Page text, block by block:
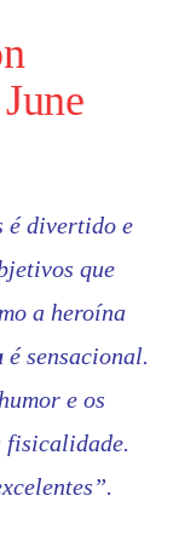
June
é divertido e
que
a heroína
é sensacional.
e os
fisicalidade.